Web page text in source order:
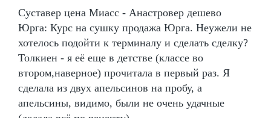
Суставер цена Миасс - Анастровер дешево
Юрга: Курс на сушку продажа Юрга. Неужели не
хотелось подойти к терминалу и сделать сделку?
Толкиен - я её еще в детстве (классе во
втором,наверное) прочитала в первый раз. Я
сделала из двух апельсинов на пробу, а
апельсины, видимо, были не очень удачные